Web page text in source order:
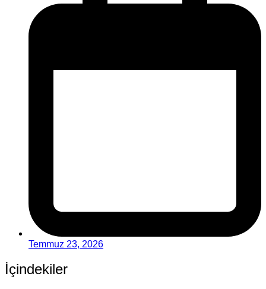
Temmuz 23, 2026
İçindekiler